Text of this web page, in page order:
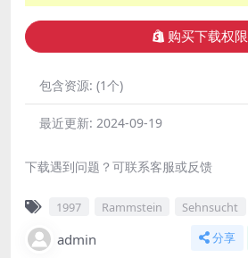
购买下载权限
包含资源: (1个)
最近更新: 2024-09-19
下载遇到问题？可联系客服或反馈
1997 Rammstein Sehnsucht
admin 分享